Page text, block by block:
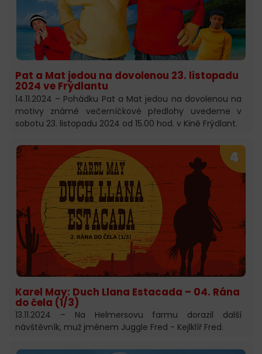
Pat a Mat jedou na dovolenou 23. listopadu
2024 ve Frýdlantu
14.11.2024 – Pohádku Pat a Mat jedou na dovolenou na
motivy známé večerníčkové předlohy uvedeme v
sobotu 23. listopadu 2024 od 15.00 hod. v Kině Frýdlant.
Karel May: Duch Llana Estacada – 04. Rána
do čela (1/3)
13.11.2024 – Na Helmersovu farmu dorazil další
návštěvník, muž jménem Juggle Fred - Kejlklíř Fred.